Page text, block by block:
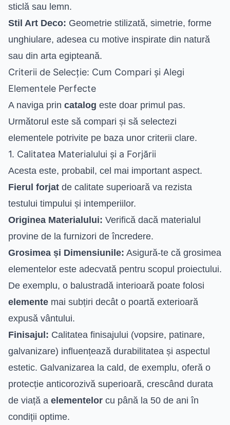
sticlă sau lemn.
Stil Art Deco: Geometrie stilizată, simetrie, forme
unghiulare, adesea cu motive inspirate din natură
sau din arta egipteană.
Criterii de Selecție: Cum Compari și Alegi
Elementele Perfecte
A naviga prin catalog este doar primul pas.
Următorul este să compari și să selectezi
elementele potrivite pe baza unor criterii clare.
1. Calitatea Materialului și a Forjării
Acesta este, probabil, cel mai important aspect.
Fierul forjat de calitate superioară va rezista
testului timpului și intemperiilor.
Originea Materialului: Verifică dacă materialul
provine de la furnizori de încredere.
Grosimea și Dimensiunile: Asigură-te că grosimea
elementelor este adecvată pentru scopul proiectului.
De exemplu, o balustradă interioară poate folosi
elemente mai subțiri decât o poartă exterioară
expusă vântului.
Finisajul: Calitatea finisajului (vopsire, patinare,
galvanizare) influențează durabilitatea și aspectul
estetic. Galvanizarea la cald, de exemplu, oferă o
protecție anticorozivă superioară, crescând durata
de viață a elementelor cu până la 50 de ani în
condiții optime.